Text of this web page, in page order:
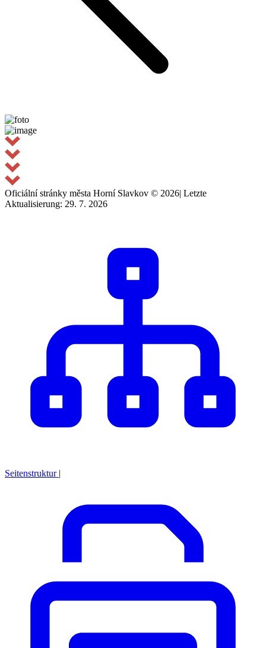
Oficiální stránky města Horní Slavkov © 2026| Letzte
Aktualisierung: 29. 7. 2026
Seitenstruktur |